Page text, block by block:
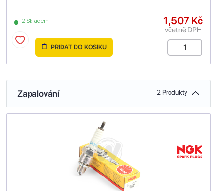
2 Skladem 1,507 Kč
včetně DPH
PŘIDAT DO KOŠÍKU
Zapalování 2 Produkty